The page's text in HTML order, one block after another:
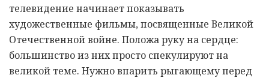
телевидение начинает показывать
художественные фильмы, посвященные Великой
Отечественной войне. Положа руку на сердце:
большинство из них просто спекулируют на
великой теме. Нужно впарить рыгающему перед